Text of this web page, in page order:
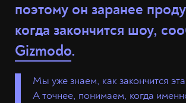
поэтому он заранее
когда закончится шоу,
Gizmodo.
Мы уже знаем, как закончится
А точнее, понимаем, когда